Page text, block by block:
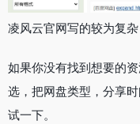
凌风云官网写的较为复杂
如果你没有找到想要的
选，把网盘类型，分享
试一下。